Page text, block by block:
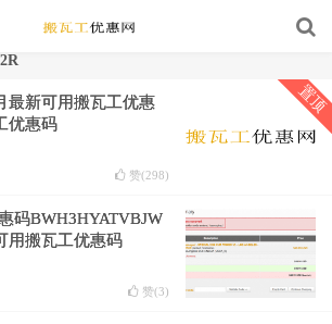
最新可用搬瓦工优惠
优惠码
置顶
赞(298)
码BWH3HYATVBJW
用搬瓦工优惠码
赞(3)